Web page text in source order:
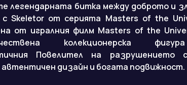
легендарната битка между доброто и
с Skeletor от серията Masters of the
от игралния филм Masters of the
колекционерска
Повелител на разрушението
дизайн и богата подвижност.